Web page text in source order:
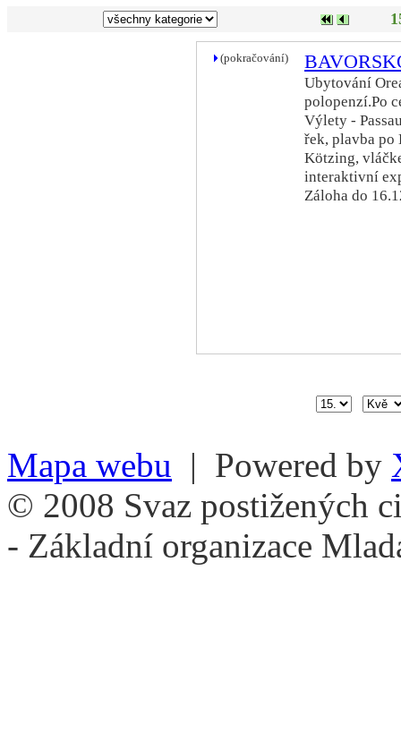
(pokračování)
Ubytování
polopenzí.Po
Výlety -
řek, plavba po
Kötzing,
interaktivní
Záloha do
Mapa webu | Powered by
© 2008 Svaz postižených
- Základní organizace